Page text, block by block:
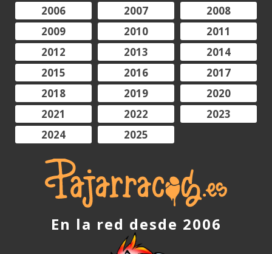
2006
2007
2008
2009
2010
2011
2012
2013
2014
2015
2016
2017
2018
2019
2020
2021
2022
2023
2024
2025
En la red desde 2006